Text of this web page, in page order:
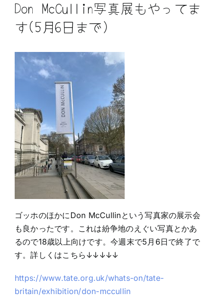
Don McCullin写真展もやってま
す(5月6日まで)
ゴッホのほかにDon McCullinという写真家の展示会
も良かったです。これは紛争地のえぐい写真とかあ
るので18歳以上向けです。今週末で5月6日で終了で
す。詳しくはこちら↓↓↓↓↓
https://www.tate.org.uk/whats-on/tate-
britain/exhibition/don-mccullin